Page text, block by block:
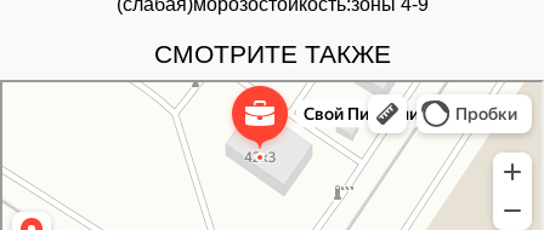
(слабая)морозостойкость:зоны 4-9
СМОТРИТЕ ТАКЖЕ
Питомник растений в Москве